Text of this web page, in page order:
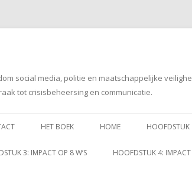
social media, politie en maatschappelijke
tot crisisbeheersing en communicatie.
naar
HET BOEK HOME HOOFDSTUK
3: IMPACT OP 8 W’S HOOFDSTUK 4: